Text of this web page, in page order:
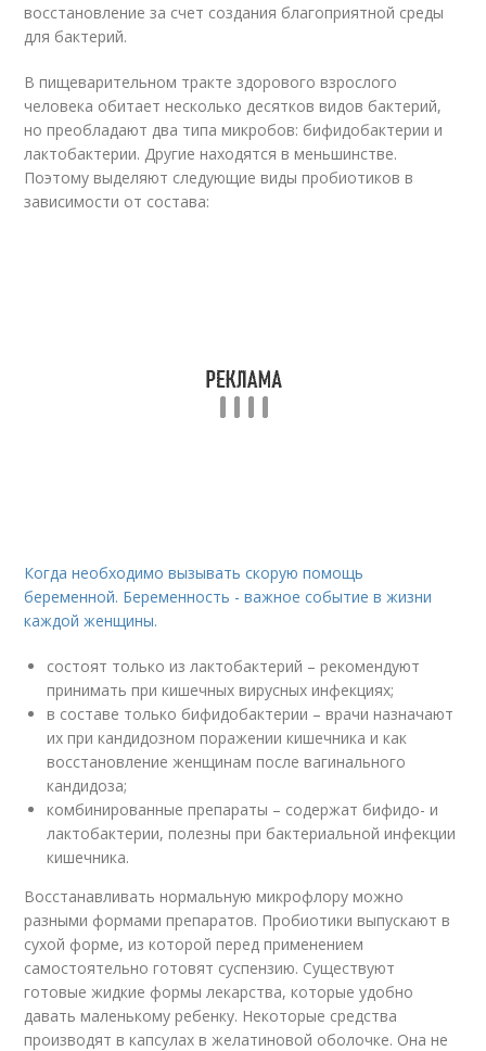
восстановление за счет создания благоприятной среды
для бактерий.
В пищеварительном тракте здорового взрослого
человека обитает несколько десятков видов бактерий,
но преобладают два типа микробов: бифидобактерии и
лактобактерии. Другие находятся в меньшинстве.
Поэтому выделяют следующие виды пробиотиков в
зависимости от состава:
Когда необходимо вызывать скорую помощь
беременной. Беременность - важное событие в жизни
каждой женщины.
состоят только из лактобактерий – рекомендуют
принимать при кишечных вирусных инфекциях;
в составе только бифидобактерии – врачи назначают
их при кандидозном поражении кишечника и как
восстановление женщинам после вагинального
кандидоза;
комбинированные препараты – содержат бифидо- и
лактобактерии, полезны при бактериальной инфекции
кишечника.
Восстанавливать нормальную микрофлору можно
разными формами препаратов. Пробиотики выпускают в
сухой форме, из которой перед применением
самостоятельно готовят суспензию. Существуют
готовые жидкие формы лекарства, которые удобно
давать маленькому ребенку. Некоторые средства
производят в капсулах в желатиновой оболочке. Она не